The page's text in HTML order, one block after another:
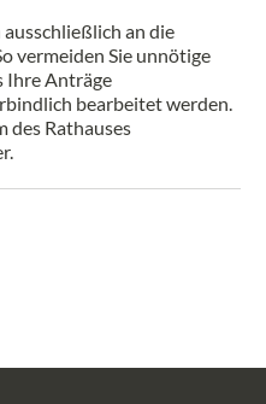
an die
vermeiden Sie unnötige
Ihre Anträge
bearbeitet werden.
des Rathauses